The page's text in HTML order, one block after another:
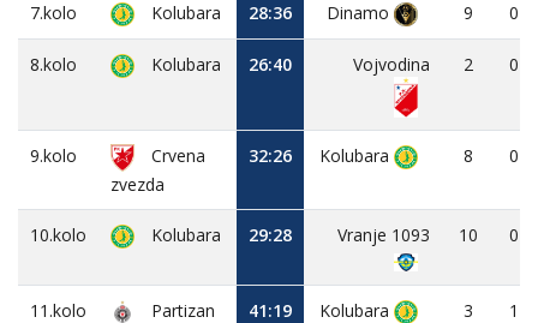
7.kolo Kolubara 28:36 Dinamo 9 0
8.kolo Kolubara 26:40 Vojvodina 2 0
9.kolo
Crvena
zvezda
32:26 Kolubara 8 0
10.kolo Kolubara 29:28 Vranje 1093 10 0
11.kolo
Partizan
41:19 Kolubara 3 1